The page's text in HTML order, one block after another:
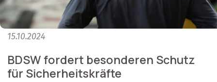
15.10.2024
BDSW fordert besonderen Schutz
für Sicherheitskräfte